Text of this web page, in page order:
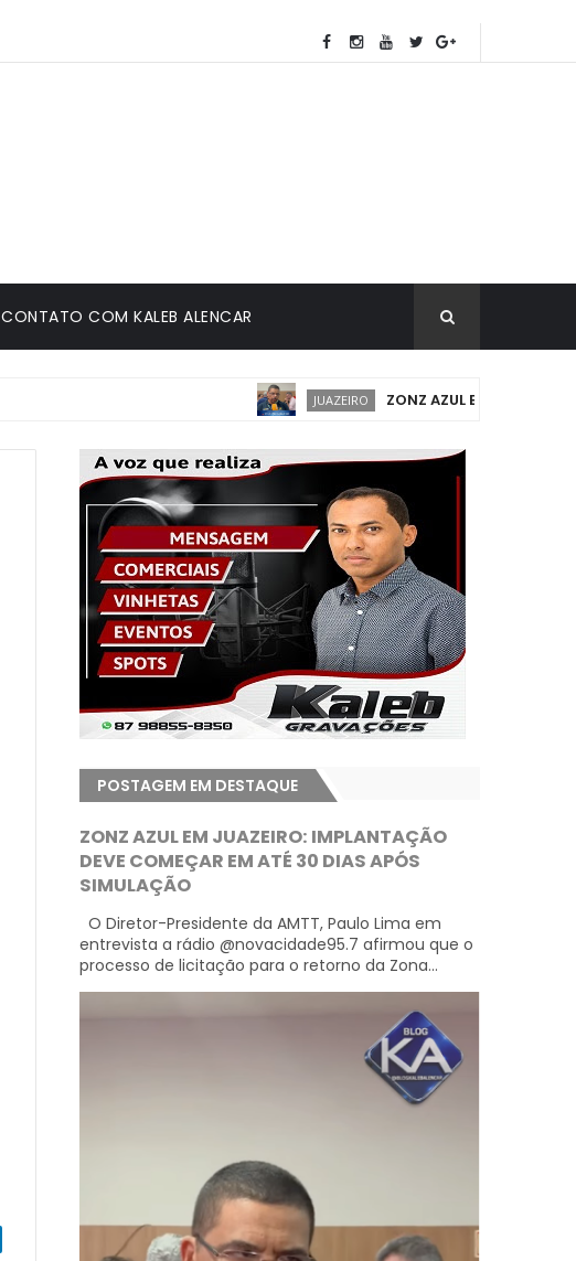
CONTATO COM KALEB ALENCAR
JUAZEIRO ZONZ AZUL EM JUAZEIRO:
POSTAGEM EM DESTAQUE
ZONZ AZUL EM JUAZEIRO: IMPLANTAÇÃO
DEVE COMEÇAR EM ATÉ 30 DIAS APÓS
SIMULAÇÃO
O Diretor-Presidente da AMTT, Paulo Lima em
entrevista a rádio @novacidade95.7 afirmou que o
processo de licitação para o retorno da Zona...